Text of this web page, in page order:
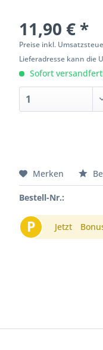
11,90 € *
Preise inkl.
Lieferadresse kann die
Sofort
Merken
Bestell-Nr.:
P Jetzt